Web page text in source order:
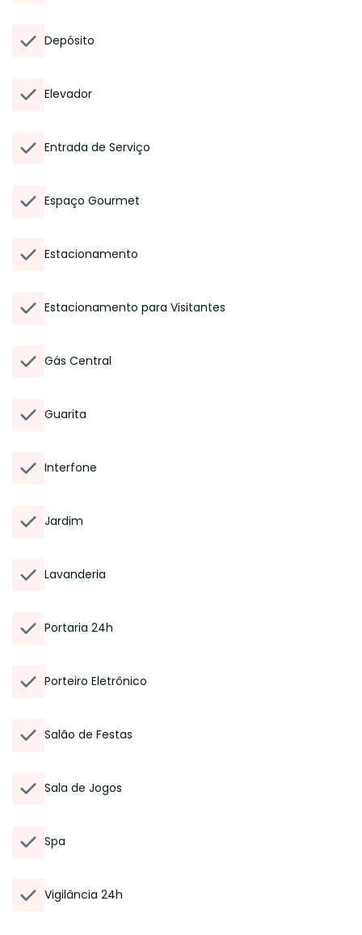
Depósito
Elevador
Entrada de Serviço
Espaço Gourmet
Estacionamento
Estacionamento para Visitantes
Gás Central
Guarita
Interfone
Jardim
Lavanderia
Portaria 24h
Porteiro Eletrônico
Salão de Festas
Sala de Jogos
Spa
Vigilância 24h